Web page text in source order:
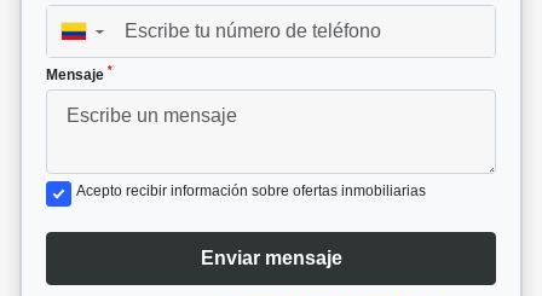
▼
Mensaje *
Acepto recibir información sobre ofertas inmobiliarias
Enviar mensaje